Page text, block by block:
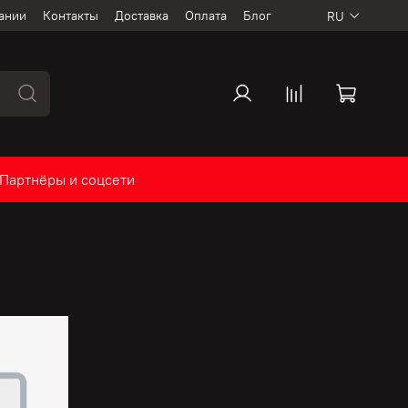
Контакты Доставка Оплата Блог RU
Партнёры и соцсети